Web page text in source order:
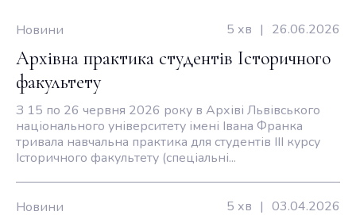
Новини 5 хв | 26.06.2026
Архівна практика студентів Історичного
факультету
З 15 по 26 червня 2026 року в Архіві Львівського
національного університету імені Івана Франка
тривала навчальна практика для студентів ІІІ курсу
Історичного факультету (спеціальні...
Новини 5 хв | 03.04.2026